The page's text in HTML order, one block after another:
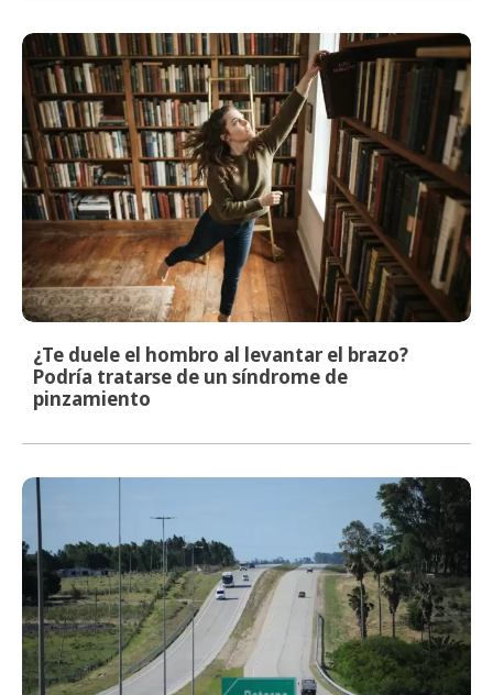
¿Te duele el hombro al levantar el brazo?
Podría tratarse de un síndrome de
pinzamiento